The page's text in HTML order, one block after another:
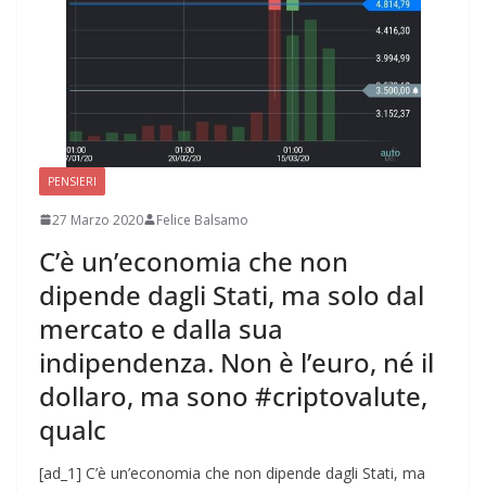
PENSIERI
27 Marzo 2020 Felice Balsamo
C’è un’economia che non
dipende dagli Stati, ma solo dal
mercato e dalla sua
indipendenza. Non è l’euro, né il
dollaro, ma sono #criptovalute,
qualc
[ad_1] C’è un’economia che non dipende dagli Stati, ma